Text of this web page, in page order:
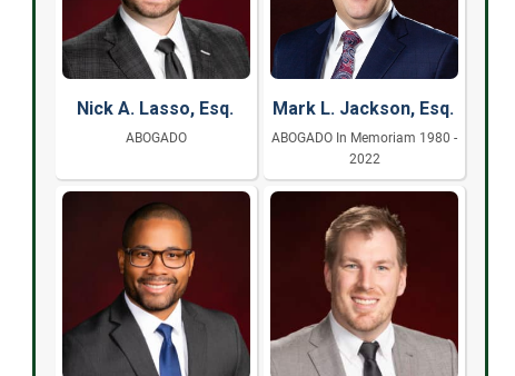
Nick A. Lasso, Esq.
ABOGADO
Mark L. Jackson, Esq.
ABOGADO In Memoriam 1980 -
2022